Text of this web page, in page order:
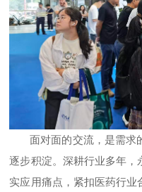
面对面的交流，是需求
逐步积淀。深耕行业多年，
实应用痛点，紧扣医药行业